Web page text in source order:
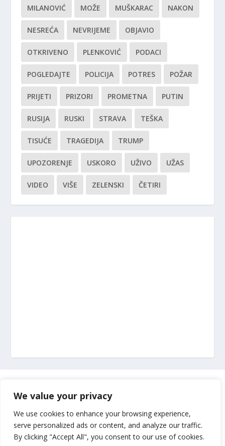
We value your privacy
We use cookies to enhance your browsing experience,
serve personalized ads or content, and analyze our traffic.
By clicking "Accept All", you consent to our use of cookies.
MILANOVIĆ MOŽE MUŠKARAC NAKON
NESREĆA NEVRIJEME OBJAVIO
OTKRIVENO PLENKOVIĆ PODACI
POGLEDAJTE POLICIJA POTRES POŽAR
PRIJETI PRIZORI PROMETNA PUTIN
RUSIJA RUSKI STRAVA TEŠKA
TISUĆE TRAGEDIJA TRUMP
UPOZORENJE USKORO UŽIVO UŽAS
VIDEO VIŠE ZELENSKI ČETIRI
Impressum
Uvjeti korištenja